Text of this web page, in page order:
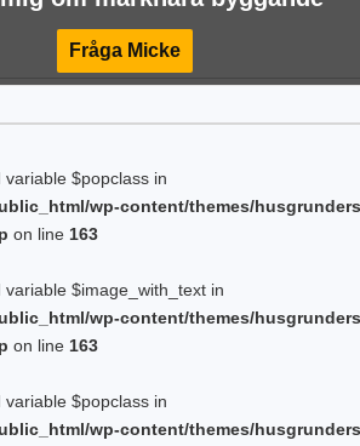
Fråga Micke
variable $popclass in
wp-content/themes/
on line 163
variable $image_with_text in
wp-content/themes/
on line 163
variable $popclass in
wp-content/themes/